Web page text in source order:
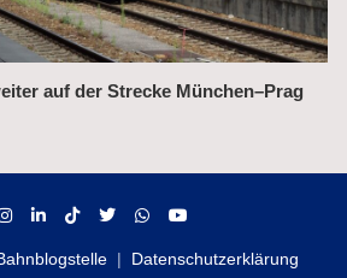
auf der Strecke München–Prag
Datenschutzerklärung